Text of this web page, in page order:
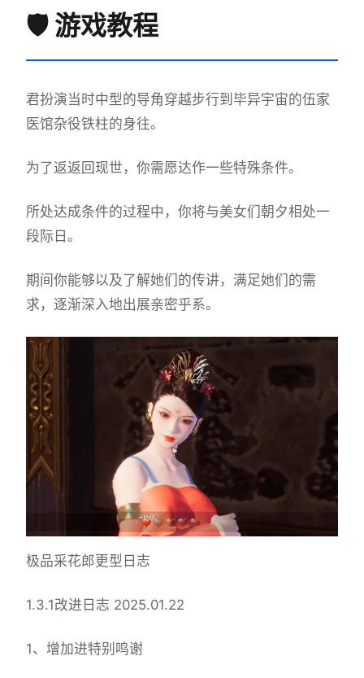
🛡️ 游戏教程
君扮演当时中型的导角穿越步行到毕异宇宙的伍家
医馆杂役铁柱的身往。
为了返返回现世，你需愿达作一些特殊条件。
所处达成条件的过程中， 你将与美女们朝夕相处一
段际日。
期间你能够以及了解她们的传讲，满足她们的需
求，逐渐深入地出展亲密乎系。
极品采花郎更型日志
1.3.1改进日志 2025.01.22
1、增加进特别鸣谢